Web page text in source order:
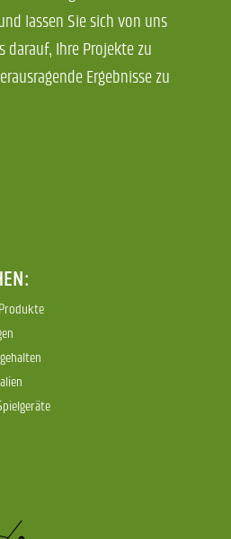
lassen Sie sich von uns
darauf, Ihre Projekte zu
Ergebnisse zu